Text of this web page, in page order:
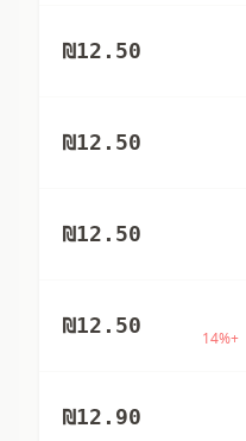
₪12.50
₪12.50
₪12.50
+
14%
₪12.50
₪12.90